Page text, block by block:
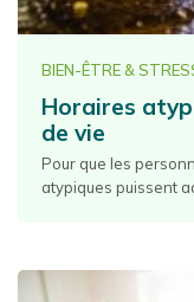
BIEN-ÊTRE &
Horaires
de vie
Pour que les
atypiques puissent